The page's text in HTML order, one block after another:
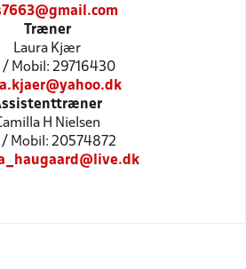
Træner
Laura Kjær
/ Mobil: 29716430
H Nielsen
/ Mobil: 20574872